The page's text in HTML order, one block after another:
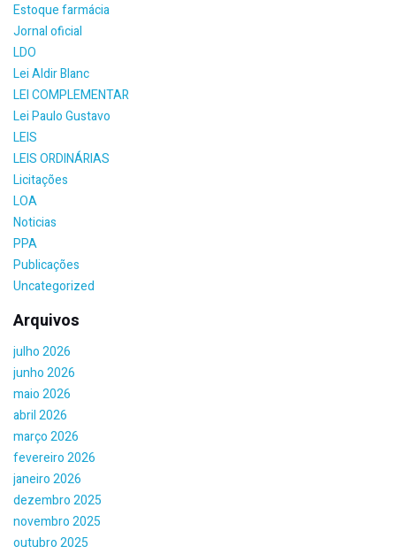
Estoque farmácia
Jornal oficial
LDO
Lei Aldir Blanc
LEI COMPLEMENTAR
Lei Paulo Gustavo
LEIS
LEIS ORDINÁRIAS
Licitações
LOA
Noticias
PPA
Publicações
Uncategorized
Arquivos
julho 2026
junho 2026
maio 2026
abril 2026
março 2026
fevereiro 2026
janeiro 2026
dezembro 2025
novembro 2025
outubro 2025